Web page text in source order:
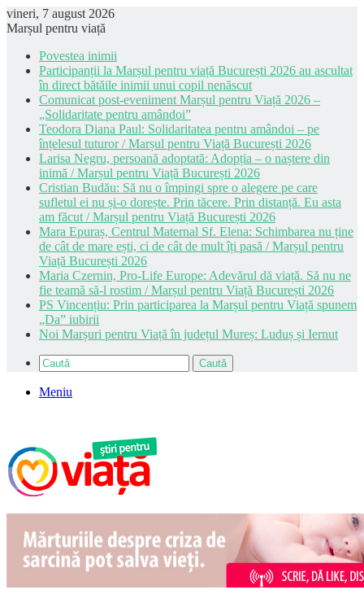
vineri, 7 august 2026
Marșul pentru viață
Povestea inimii
Participanții la Marșul pentru viață București 2026 au ascultat
în direct bătăile inimii unui copil nenăscut
Comunicat post-eveniment Marșul pentru Viață 2026 –
„Solidaritate pentru amândoi”
Teodora Diana Paul: Solidaritatea pentru amândoi – pe
înțelesul tuturor / Marșul pentru Viață București 2026
Larisa Negru, persoană adoptată: Adopția – o naștere din
inimă / Marșul pentru Viață București 2026
Cristian Budău: Să nu o împingi spre o alegere pe care
sufletul ei nu și-o dorește. Prin tăcere. Prin distanță. Eu asta
am făcut / Marșul pentru Viață București 2026
Mara Epuraș, Centrul Maternal Sf. Elena: Schimbarea nu ține
de cât de mare ești, ci de cât de mult îți pasă / Marșul pentru
Viață București 2026
Maria Czernin, Pro-Life Europe: Adevărul dă viață. Să nu ne
fie teamă să-l rostim / Marșul pentru Viață București 2026
PS Vincențiu: Prin participarea la Marșul pentru Viață spunem
„Da” iubirii
Noi Marșuri pentru Viață în județul Mureș: Luduș și Iernut
Caută
Meniu